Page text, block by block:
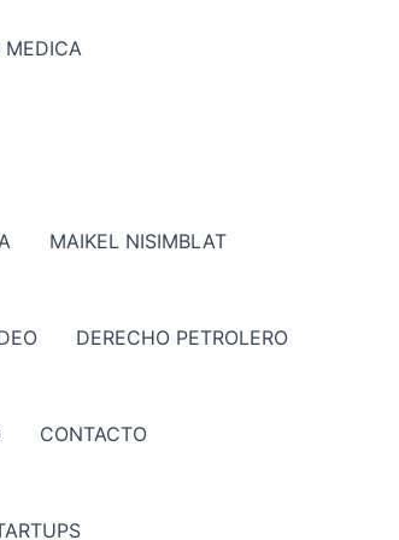
MEDICA
MAIKEL NISIMBLAT
DERECHO PETROLERO
CONTACTO